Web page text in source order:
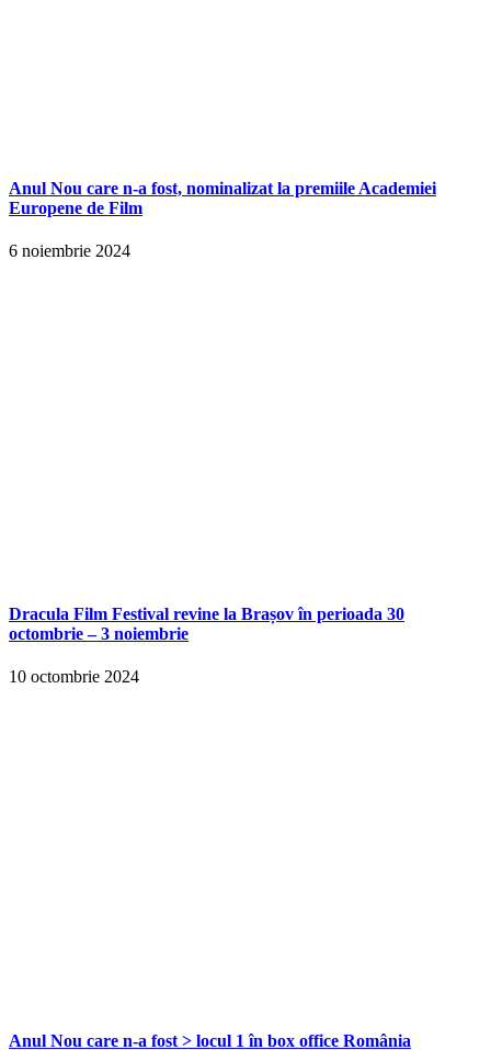
Anul Nou care n-a fost, nominalizat la premiile Academiei
Europene de Film
6 noiembrie 2024
Dracula Film Festival revine la Brașov în perioada 30
octombrie – 3 noiembrie
10 octombrie 2024
Anul Nou care n-a fost > locul 1 în box office România